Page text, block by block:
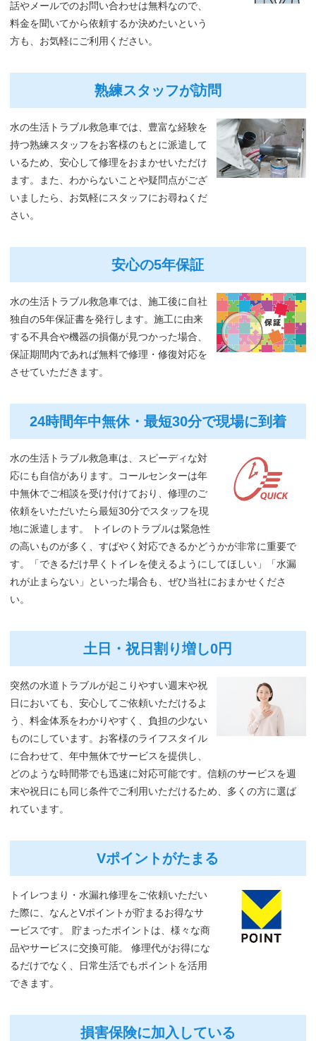
話やメールでのお問い合わせは無料なので、
料金を聞いてから依頼するか決めたいという
方も、お気軽にご利用ください。
熟練スタッフが訪問
水の生活トラブル救急車では、豊富な経験を
持つ熟練スタッフをお客様のもとに派遣して
いるため、安心して修理をおまかせいただけ
ます。また、わからないことや疑問点がござ
いましたら、お気軽にスタッフにお尋ねくだ
さい。
安心の5年保証
水の生活トラブル救急車では、施工後に自社
独自の5年保証書を発行します。施工に由来
する不具合や機器の損傷が見つかった場合、
保証期間内であれば無料で修理・修復対応を
させていただきます。
24時間年中無休・最短30分で現場に到着
水の生活トラブル救急車は、スピーディな対
応にも自信があります。コールセンターは年
中無休でご相談を受け付けており、修理のご
依頼をいただいたら最短30分でスタッフを現
地に派遣します。 トイレのトラブルは緊急性
の高いものが多く、すばやく対応できるかどうかが非常に重要で
す。「できるだけ早くトイレを使えるようにしてほしい」「水漏
れが止まらない」といった場合も、ぜひ当社におまかせくださ
い。
土日・祝日割り増し0円
突然の水道トラブルが起こりやすい週末や祝
日においても、安心してご依頼いただけるよ
う、料金体系をわかりやすく、負担の少ない
ものにしています。お客様のライフスタイル
に合わせて、年中無休でサービスを提供し、
どのような時間帯でも迅速に対応可能です。信頼のサービスを週
末や祝日にも同じ条件でご利用いただけるため、多くの方に選ば
れています。
Vポイントがたまる
トイレつまり・水漏れ修理をご依頼いただい
た際に、なんとVポイントが貯まるお得なサ
ービスです。 貯まったポイントは、様々な商
品やサービスに交換可能。 修理代がお得にな
るだけでなく、日常生活でもポイントを活用
できます。
損害保険に加入している